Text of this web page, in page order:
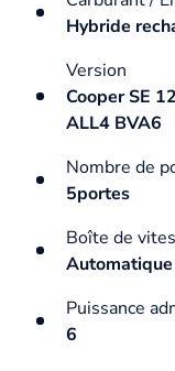
Hybride
Version
Cooper SE
ALL4 BVA6
Nombre de
5portes
Boîte de
Automatique
Puissance
6